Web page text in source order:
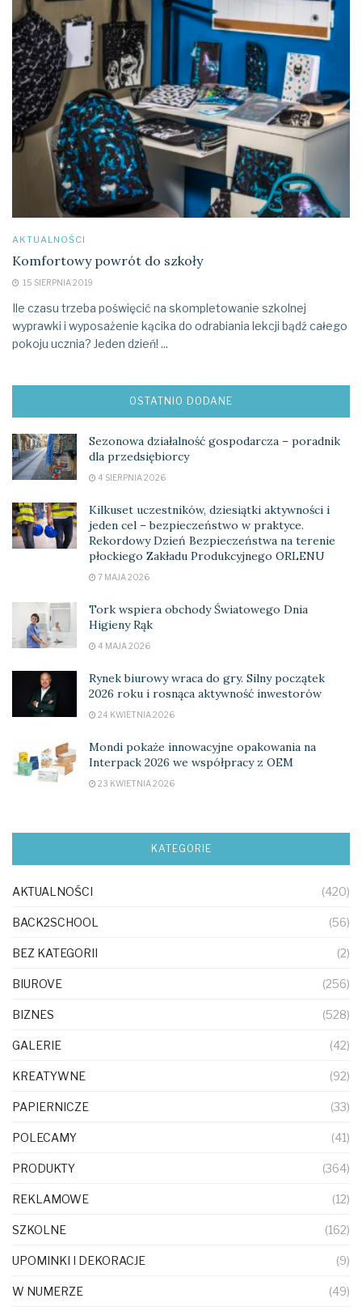
AKTUALNOŚCI
Komfortowy powrót do szkoły
15 SIERPNIA 2019
Ile czasu trzeba poświęcić na skompletowanie szkolnej
wyprawki i wyposażenie kącika do odrabiania lekcji bądź całego
pokoju ucznia? Jeden dzień! ...
OSTATNIO DODANE
Sezonowa działalność gospodarcza – poradnik
dla przedsiębiorcy
4 SIERPNIA 2026
Kilkuset uczestników, dziesiątki aktywności i
jeden cel – bezpieczeństwo w praktyce.
Rekordowy Dzień Bezpieczeństwa na terenie
płockiego Zakładu Produkcyjnego ORLENU
7 MAJA 2026
Tork wspiera obchody Światowego Dnia
Higieny Rąk
4 MAJA 2026
Rynek biurowy wraca do gry. Silny początek
2026 roku i rosnąca aktywność inwestorów
24 KWIETNIA 2026
Mondi pokaże innowacyjne opakowania na
Interpack 2026 we współpracy z OEM
23 KWIETNIA 2026
KATEGORIE
AKTUALNOŚCI (420)
BACK2SCHOOL (56)
BEZ KATEGORII (2)
BIUROVE (256)
BIZNES (528)
GALERIE (42)
KREATYWNE (92)
PAPIERNICZE (33)
POLECAMY (41)
PRODUKTY (364)
REKLAMOWE (12)
SZKOLNE (162)
UPOMINKI I DEKORACJE (9)
W NUMERZE (49)